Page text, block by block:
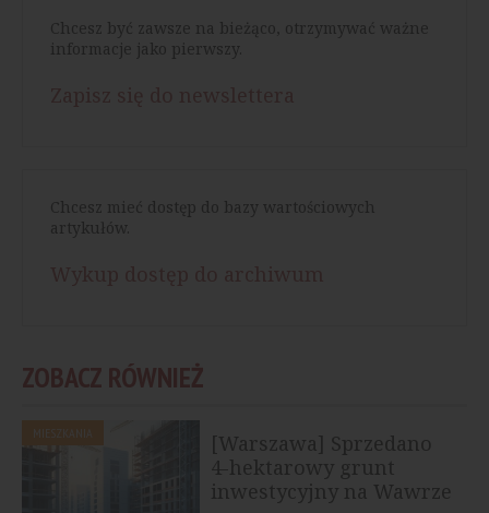
Chcesz być zawsze na bieżąco, otrzymywać ważne
informacje jako pierwszy.
Chcesz mieć dostęp do bazy wartościowych
artykułów.
ZOBACZ RÓWNIEŻ
[Warszawa] Sprzedano
4-hektarowy grunt
inwestycyjny na Wawrze